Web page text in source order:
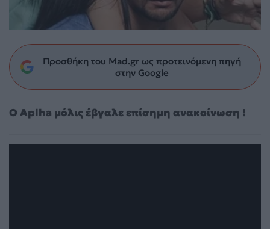
Προσθήκη του Mad.gr ως προτεινόμενη πηγή
στην Google
Ο Aplha μόλις έβγαλε επίσημη ανακοίνωση !